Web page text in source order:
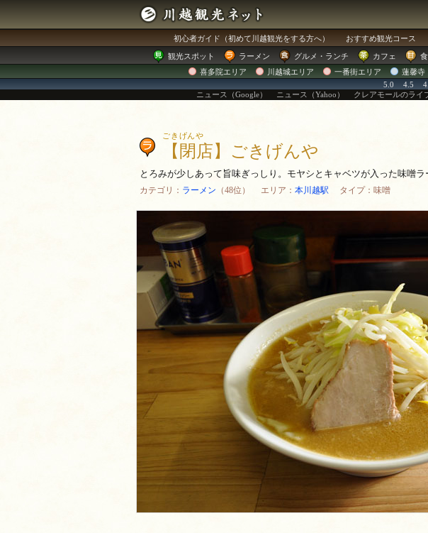
初心者ガイド （初めて川越観光をする方へ） おすすめ観光コース
観光スポット ラーメン グルメ ・ランチ カフェ
喜多院エリア
川越城エリア 一番街エリア 蓮馨寺
5.0
4.5
ニュース（Google）
ニュース（Yahoo） クレアモールのライ
ごきげんや
【閉店】ごきげんや
とろみが少しあって旨味ぎっしり。モヤシとキャベツが入った味噌ラ
カテゴリ： ラーメン （48位） エリア： 本川越駅 タイプ：味噌